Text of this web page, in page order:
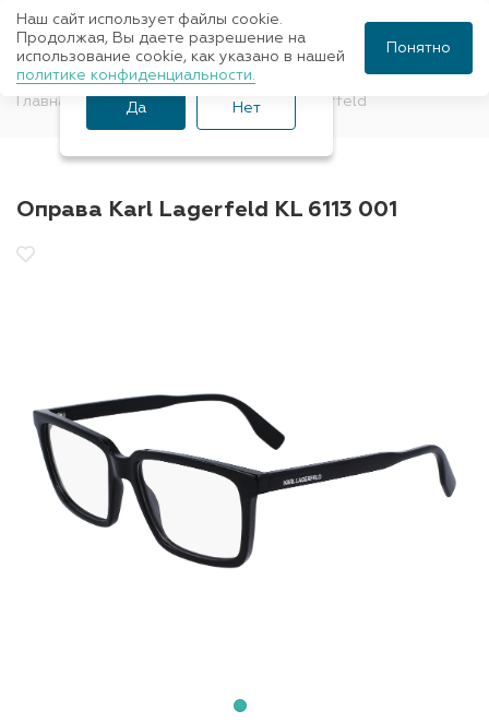
Главная Оправы для очков Karl Lagerfeld
Оправа Karl Lagerfeld KL 6113 001
Ваш город Санкт-
Петербург?
Да Нет
Наш сайт использует файлы cookie.
Продолжая, Вы даете разрешение на
использование cookie, как указано в нашей
политике конфиденциальности.
Понятно